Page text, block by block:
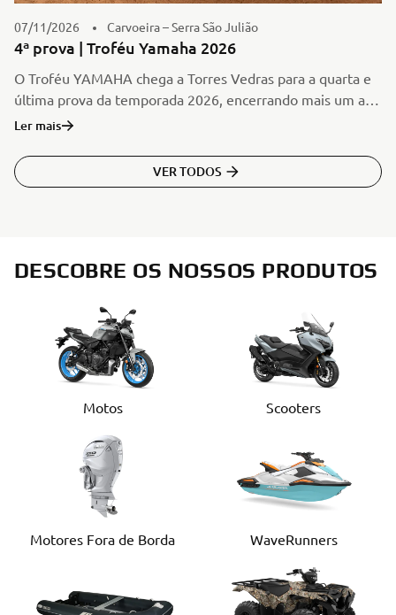
07/11/2026 Carvoeira – Serra São Julião
4ª prova | Troféu Yamaha 2026
O Troféu YAMAHA chega a Torres Vedras para a quarta e
última prova da temporada 2026, encerrando mais um ano
repleto de emoção, competição e espírito de família no
Ler mais
VER TODOS
DESCOBRE OS NOSSOS PRODUTOS
Motos Scooters
Motores Fora de Borda WaveRunners